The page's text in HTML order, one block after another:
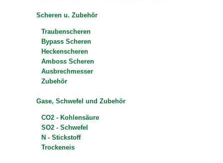
Scheren u. Zubehör
Traubenscheren
Bypass Scheren
Heckenscheren
Amboss Scheren
Ausbrechmesser
Zubehör
Gase, Schwefel und Zubehör
CO2 - Kohlensäure
SO2 - Schwefel
N - Stickstoff
Trockeneis